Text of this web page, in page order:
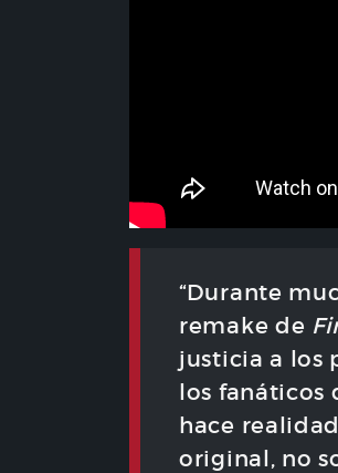
“Durante
remake de
justicia a los
los fanáticos
hace
original, no